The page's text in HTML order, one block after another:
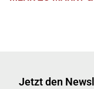
Jetzt den